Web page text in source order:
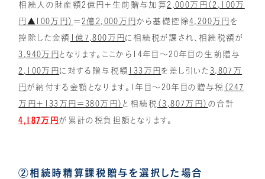
相続人の財産額2億円＋生前贈与加算 2,000万円（2,100万
円▲100万円） ＝ 2億2,000万円 から基礎控除4,200万円 を
控除した金額
1億7,800万円 に相続税が課され、相続税額が
3,940万円 となります。ここから14年目～20年目の生前贈与
2,100万円 に対する贈与税額 133万円 を差し引いた 3,807万
円 が納付する金額となります。1年目～20年目の贈与税 （247
万円＋133万円＝380万円） と相続税 （3,807万円） の合計
4,187万円が累計の税負担額となります。
②相続時精算課税贈与を選択した場合